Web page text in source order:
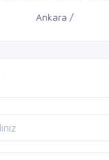
Ankara /